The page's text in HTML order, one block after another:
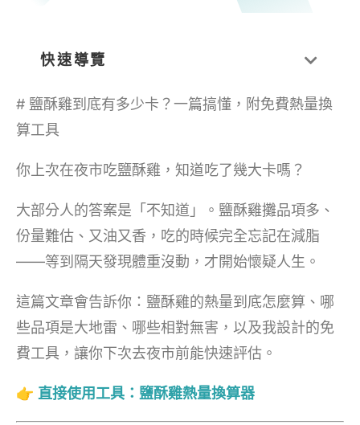
快速導覽
# 鹽酥雞到底有多少卡？一篇搞懂，附免費熱量換
算工具
你上次在夜市吃鹽酥雞，知道吃了幾大卡嗎？
大部分人的答案是「不知道」。鹽酥雞攤品項多、
份量難估、又油又香，吃的時候完全忘記在減脂
——等到隔天發現體重沒動，才開始懷疑人生。
這篇文章會告訴你：鹽酥雞的熱量到底怎麼算、哪
些品項是大地雷、哪些相對無害，以及我設計的免
費工具，讓你下次去夜市前能快速評估。
👉 直接使用工具：鹽酥雞熱量換算器